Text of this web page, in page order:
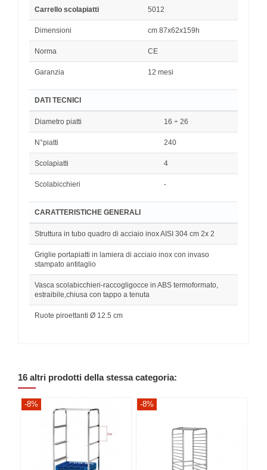
Carrello scolapiatti 5012
Dimensioni cm 87x62x159h
Norma CE
Garanzia 12 mesi
DATI TECNICI
Diametro piatti 16 ÷ 26
N°piatti 240
Scolapiatti 4
Scolabicchieri -
CARATTERISTICHE GENERALI
Struttura in tubo quadro di acciaio inox AISI 304 cm 2x 2
Griglie portapiatti in lamiera di acciaio inox con invaso
stampato antitaglio
Vasca scolabicchieri-raccogligocce in ABS termoformato,
estraibile,chiusa con tappo a tenuta
Ruote piroettanti Ø 12.5 cm
16 altri prodotti della stessa categoria:
-8% -8%